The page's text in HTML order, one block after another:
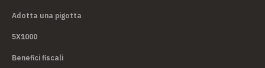
Adotta una pigotta
5X1000
Benefici fiscali